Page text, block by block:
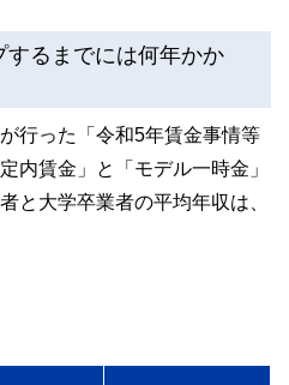
するまでには何年かか
行った「令和5年賃金事情等
内賃金」と「モデル一時金」
と大学卒業者の平均年収は、